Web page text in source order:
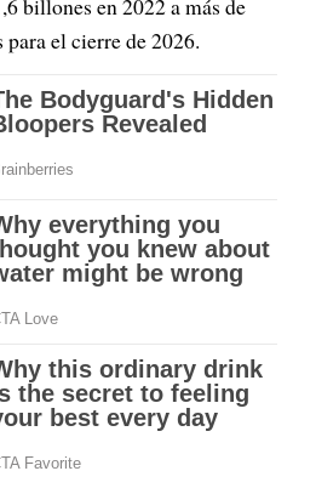
billones en 2022 a más de
el cierre de 2026.